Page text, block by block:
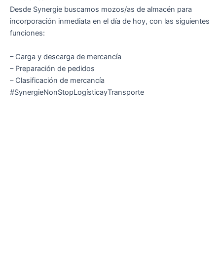
Desde Synergie buscamos mozos/as de almacén para
incorporación inmediata en el día de hoy, con las siguientes
funciones:
– Carga y descarga de mercancía
– Preparación de pedidos
– Clasificación de mercancía
#SynergieNonStopLogísticayTransporte